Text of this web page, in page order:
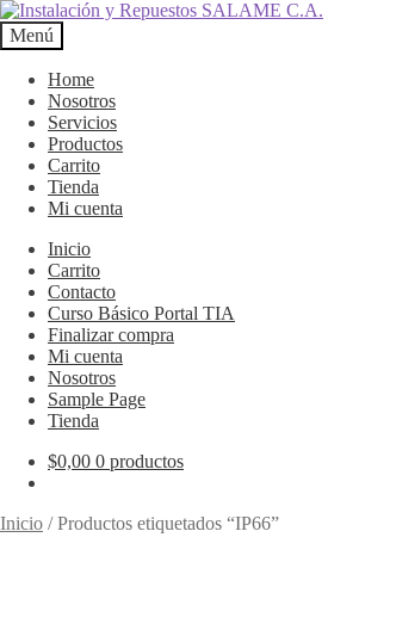
Ir
a
la
navegación
Ir
al
contenido
Menú
Home
Nosotros
Servicios
Productos
Carrito
Tienda
Mi cuenta
Inicio
Carrito
Contacto
Curso Básico Portal TIA
Finalizar compra
Mi cuenta
Nosotros
Sample Page
Tienda
$0,00 0 productos
Inicio /Productos etiquetados “IP66”